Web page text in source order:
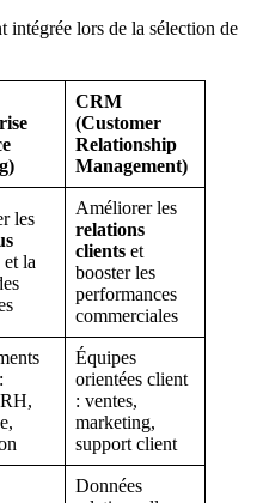
intégrée lors de la sélection de
CRM
(Customer
Relationship
Management)
les
et la
Améliorer les
relations
clients et
booster les
performances
commerciales
Équipes
orientées client
: ventes,
marketing,
support client
Données